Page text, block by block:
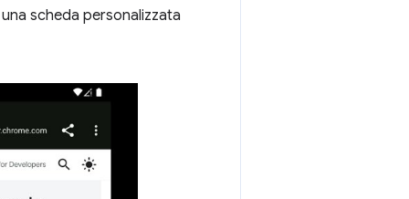
scheda personalizzata